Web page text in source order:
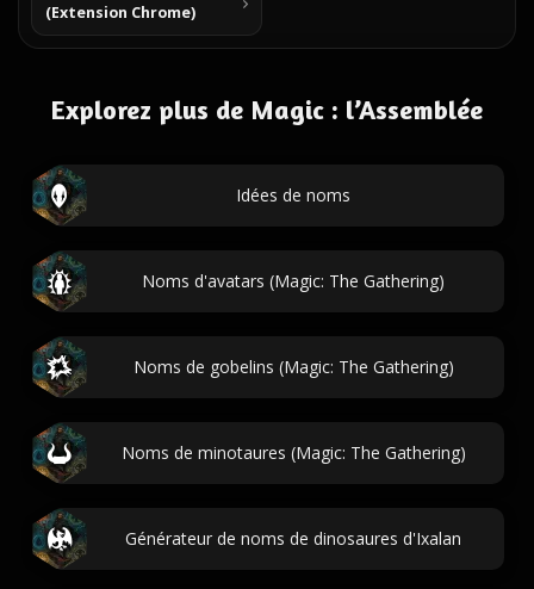
(Extension Chrome)
Explorez plus de Magic : l’Assemblée
Idées de noms
Noms d'avatars (Magic: The Gathering)
Noms de gobelins (Magic: The Gathering)
Noms de minotaures (Magic: The Gathering)
Générateur de noms de dinosaures d'Ixalan